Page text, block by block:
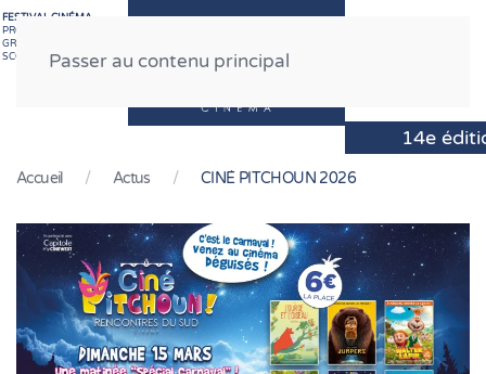
Passer au contenu principal
FESTIVAL CINÉMA
PROFESSIONNEL
GRAND PUBLIC
SCOLAIRE
Accueil Actus CINÉ PITCHOUN 2026